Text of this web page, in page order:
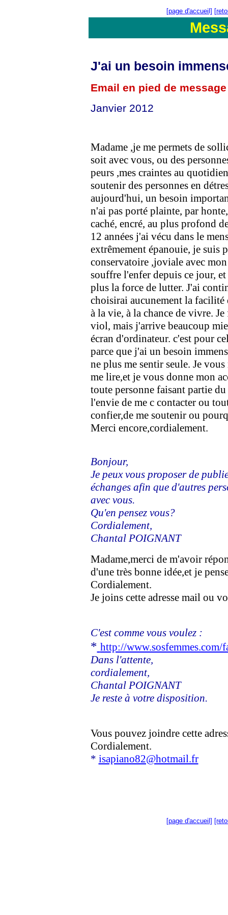
[page d'accueil]
J'ai un besoin
Email en pied de message
Janvier 2012
Madame ,je me permets de
soit avec vous, ou des
peurs ,mes craintes au
soutenir des personnes en
aujourd'hui, un besoin
n'ai pas porté plainte, par
caché, encré, au plus profond
12 années j'ai vécu dans le
extrêmement épanouie, je suis
conservatoire ,joviale avec
souffre l'enfer depuis ce jour,
plus la force de lutter. J'ai
choisirai aucunement la
à la vie, à la chance de vivre.
viol, mais j'arrive beaucoup
écran d'ordinateur. c'est pour
parce que j'ai un besoin
ne plus me sentir seule. Je
me lire,et je vous donne mon
toute personne faisant partie
l'envie de me c contacter ou
confier,de me soutenir ou
Merci encore,cordialement.
Bonjour,
Je peux vous proposer de
échanges afin que d'autres
avec vous.
Qu'en pensez vous?
Cordialement,
Chantal POIGNANT
Madame,merci de m'avoir
d'une très bonne idée,et je
Cordialement.
Je joins cette adresse mail ou
C'est comme vous voulez :
* http://www.sosfemmes.com/
Dans l'attente,
cordialement,
Chantal POIGNANT
Je reste à votre disposition.
Vous pouvez joindre cette
Cordialement.
* isapiano82@hotmail.fr
[page d'accueil]